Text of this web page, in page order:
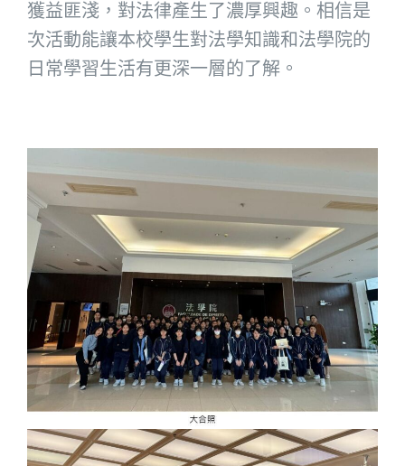
獲益匪淺，對法律產生了濃厚興趣。相信是
次活動能讓本校學生對法學知識和法學院的
日常學習生活有更深一層的了解。